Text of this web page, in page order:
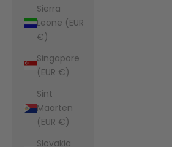
Sierra
Leone (EUR
€)
Singapore
(EUR €)
Sint
Maarten
(EUR €)
Slovakia